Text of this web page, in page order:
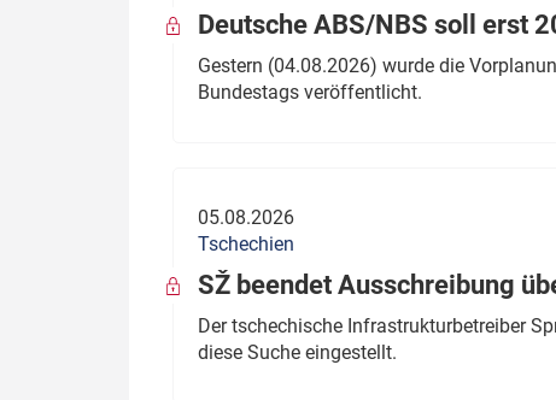
Deutsche ABS/NBS soll erst
Gestern (04.08.2026) wurde die
Bundestags veröffentlicht.
05.08.2026
Tschechien
SŽ beendet Ausschreibung
Der tschechische Infrastrukturbetreiber
diese Suche eingestellt.